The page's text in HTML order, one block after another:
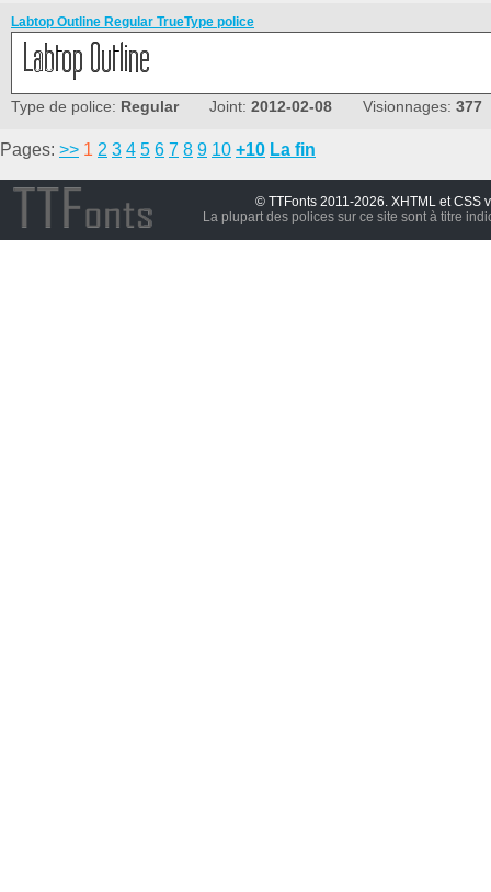
Labtop Outline Regular TrueType police
Type de police: RegularJoint: 2012-02-08 Visionnages: 377
Pages: >> 1 2 3 4 5 6 7 8 9 10 +10 La fin
© TTFonts 2011-2026. XHTML et CSS
La plupart des polices sur ce site sont à titre